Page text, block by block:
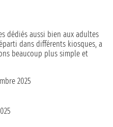
dédiés aussi bien aux adultes
dans différents kiosques, a
beaucoup plus simple et
2025